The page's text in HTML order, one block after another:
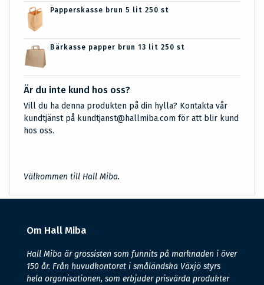
Papperskasse brun 5 lit 250 st
Bärkasse papper brun 13 lit 250 st
Är du inte kund hos oss?
Vill du ha denna produkten på din hylla? Kontakta vår
kundtjänst på kundtjanst@hallmiba.com för att blir kund
hos oss.
Välkommen till Hall Miba.
Om Hall Miba
Hall Miba är grossisten som funnits på marknaden i över
150 år. Från huvudkontoret i småländska Växjö styrs
hela organisationen, som erbjuder prisvärda produkter